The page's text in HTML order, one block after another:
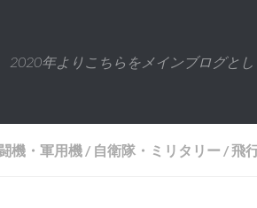
2020年よりこちらをメインブログと
機・軍用機 / 自衛隊・ミリタリー /飛